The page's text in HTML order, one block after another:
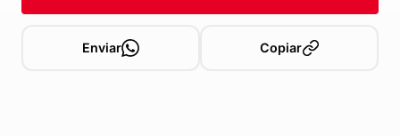
Enviar Copiar